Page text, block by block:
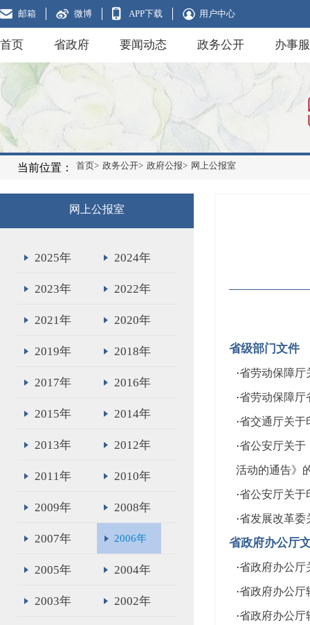
邮箱 微博 APP下载 用户中心
首页 省政府 要闻动态 政务公开 办事
当前位置： 首页> 政务公开> 政府公报> 网上公报室
网上公报室
2025年 2024年
2023年 2022年
2021年 2020年
2019年 2018年
2017年 2016年
2015年 2014年
2013年 2012年
2011年 2010年
2009年 2008年
2007年 2006年
2005年 2004年
2003年 2002年
省级部门文件
·省劳动保障厅
·省劳动保障厅
·省交通厅关于
·省公安厅关于
活动的通告》
·省公安厅关于
·省发展改革委
省政府办公厅
·省政府办公厅
·省政府办公厅
·省政府办公厅